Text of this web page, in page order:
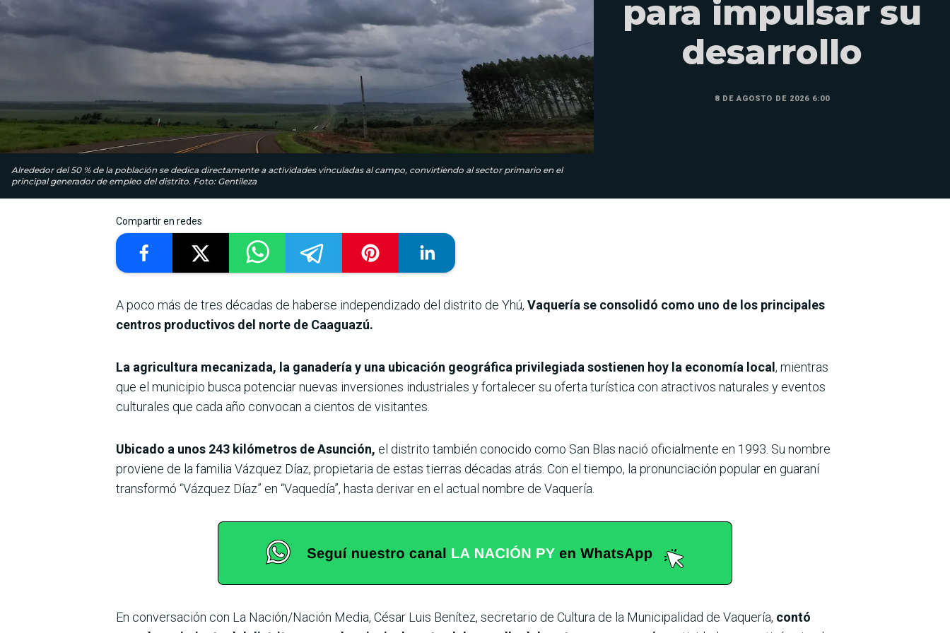
Alrededor del 50 % de la población se dedica directamente a actividades vinculadas al campo, convirtiendo al sector primario en el
principal generador de empleo del distrito. Foto: Gentileza
para impulsar su
desarrollo
8 DE AGOSTO DE 2026 6:00
Compartir en redes
A poco más de tres décadas de haberse independizado del distrito de Yhú, Vaquería se consolidó como uno de los principales
centros productivos del norte de Caaguazú.
La agricultura mecanizada, la ganadería y una ubicación geográfica privilegiada sostienen hoy la economía local , mientras
que el municipio busca potenciar nuevas inversiones industriales y fortalecer su oferta turística con atractivos naturales y eventos
culturales que cada año convocan a cientos de visitantes.
Ubicado a unos 243 kilómetros de Asunción, el distrito también conocido como San Blas nació oficialmente en 1993. Su nombre
proviene de la familia Vázquez Díaz, propietaria de estas tierras décadas atrás. Con el tiempo, la pronunciación popular en guaraní
transformó “Vázquez Díaz” en “Vaquedía”, hasta derivar en el actual nombre de Vaquería.
En conversación con La Nación/Nación Media, César Luis Benítez, secretario de Cultura de la Municipalidad de Vaquería, contó